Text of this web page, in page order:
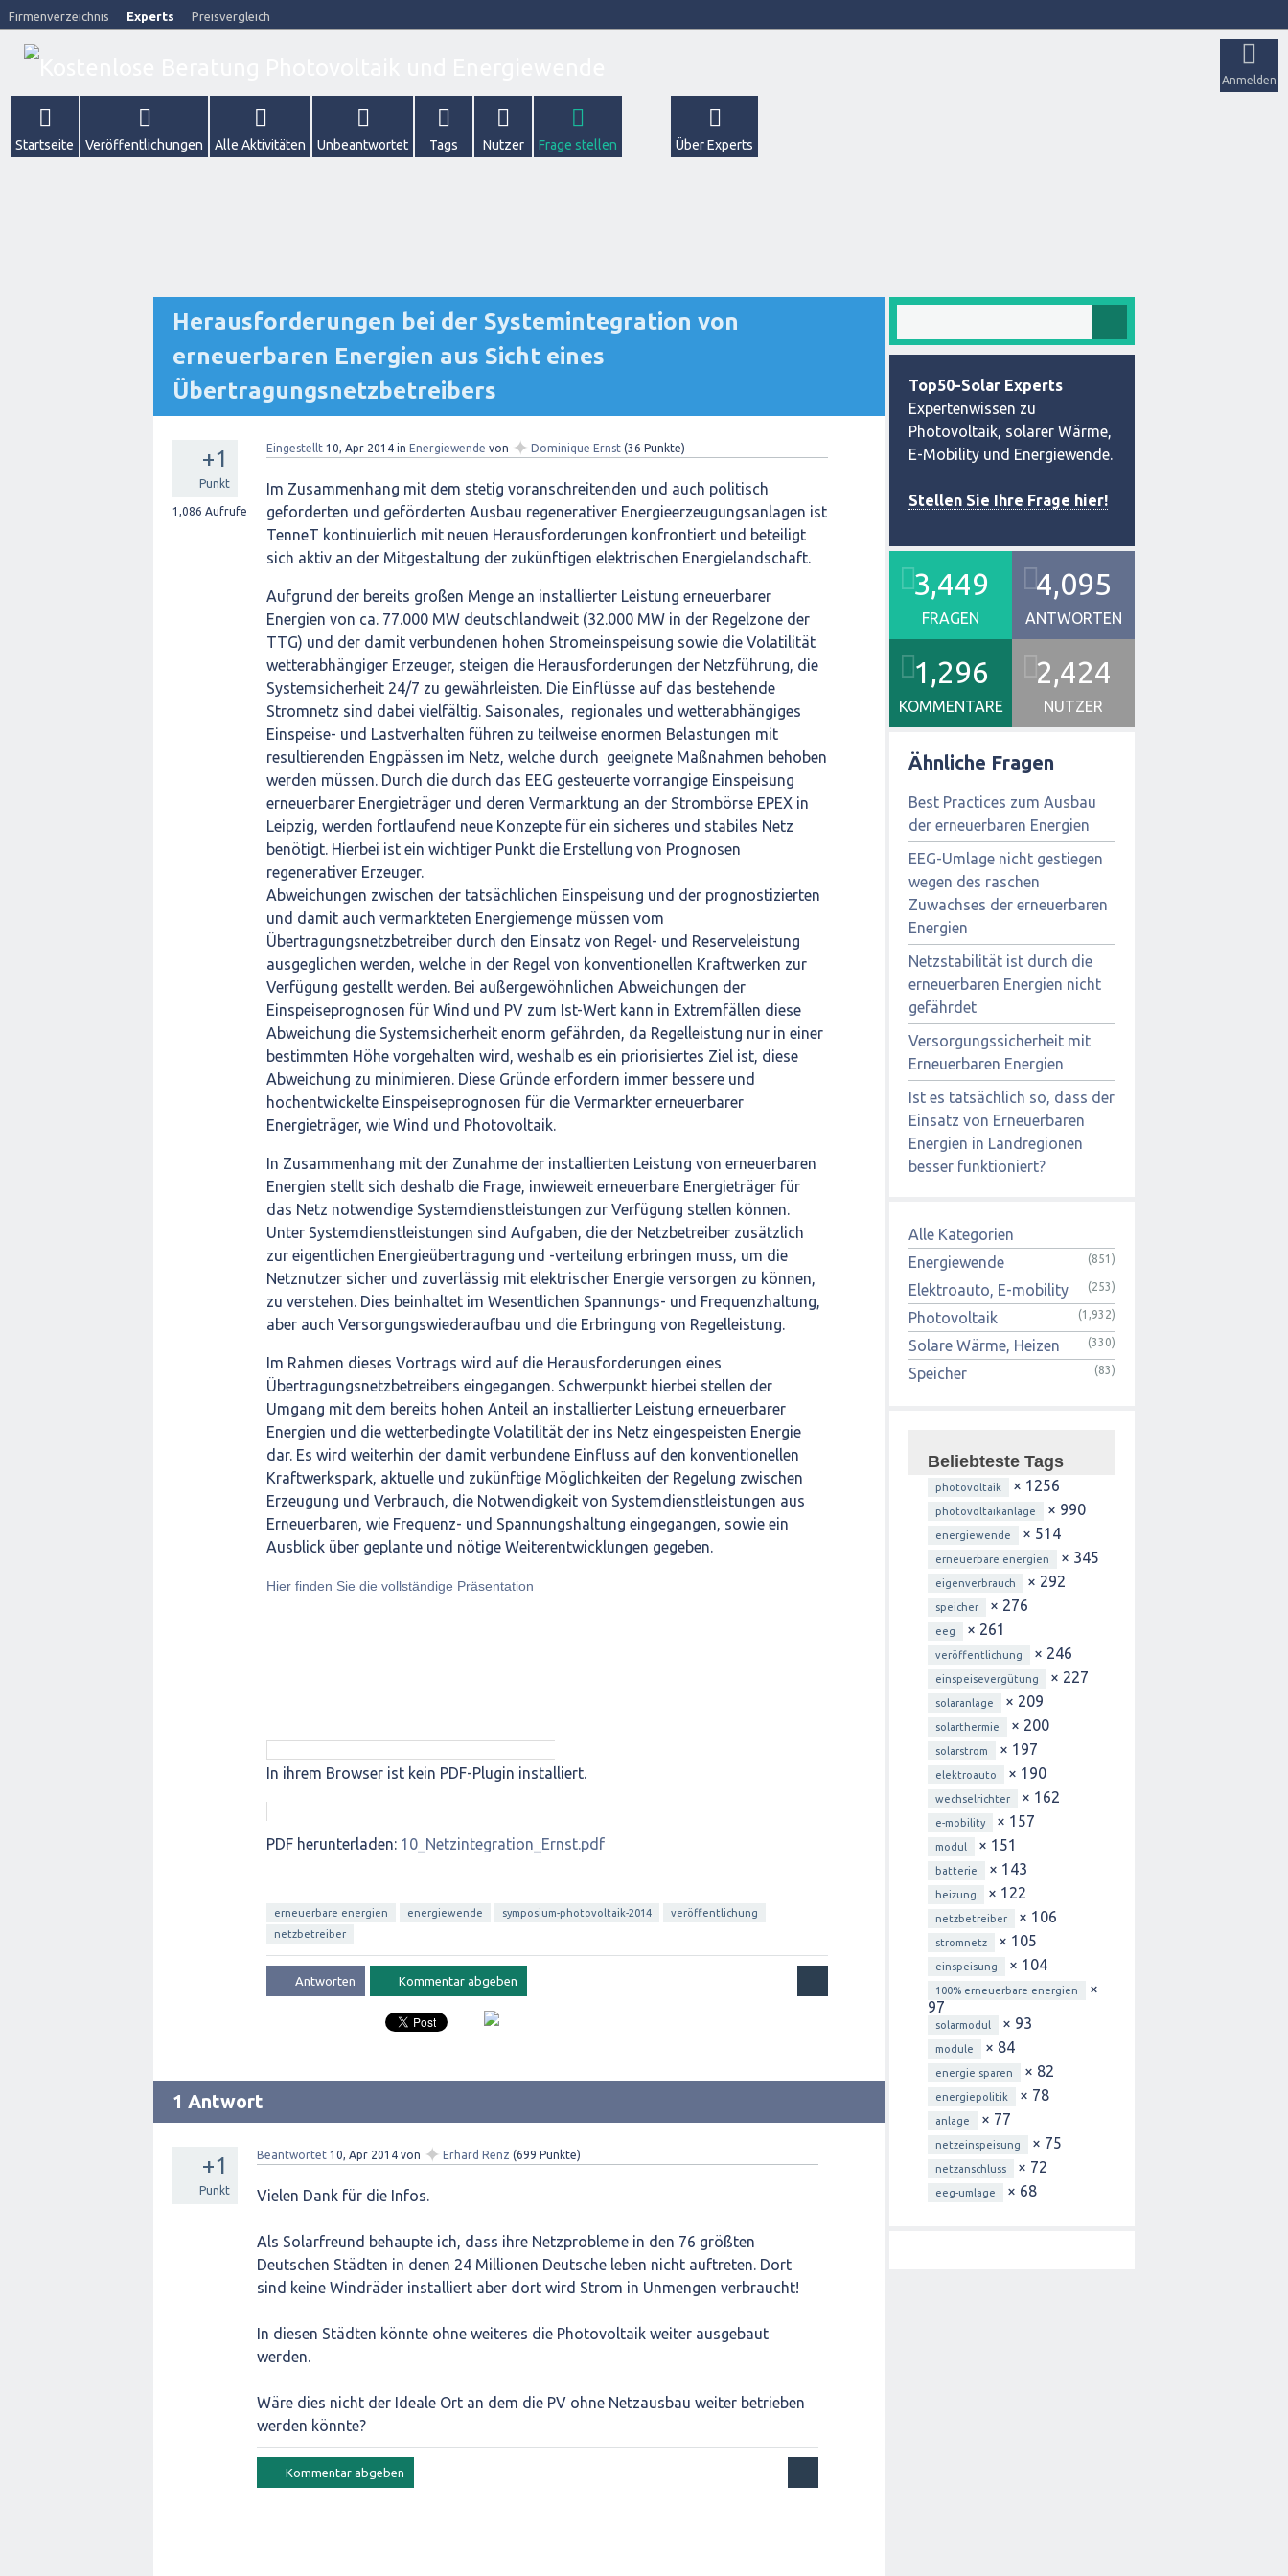
Firmenverzeichnis Experts Preisvergleich
Anmelden
Startseite Veröffentlichungen Alle Aktivitäten Unbeantwortet Tags Nutzer Frage stellen Über Experts
Herausforderungen bei der Systemintegration von
erneuerbaren Energien aus Sicht eines
Übertragungsnetzbetreibers
+1
Punkt
1,086 Aufrufe
Eingestellt 10, Apr 2014 in Energiewende von ✦ Dominique Ernst (36 Punkte)
Im Zusammenhang mit dem stetig voranschreitenden und auch politisch
geforderten und geförderten Ausbau regenerativer Energieerzeugungsanlagen ist
TenneT kontinuierlich mit neuen Herausforderungen konfrontiert und beteiligt
sich aktiv an der Mitgestaltung der zukünftigen elektrischen Energielandschaft.
Aufgrund der bereits großen Menge an installierter Leistung erneuerbarer
Energien von ca. 77.000 MW deutschlandweit (32.000 MW in der Regelzone der
TTG) und der damit verbundenen hohen Stromeinspeisung sowie die Volatilität
wetterabhängiger Erzeuger, steigen die Herausforderungen der Netzführung, die
Systemsicherheit 24/7 zu gewährleisten. Die Einflüsse auf das bestehende
Stromnetz sind dabei vielfältig. Saisonales, regionales und wetterabhängiges
Einspeise- und Lastverhalten führen zu teilweise enormen Belastungen mit
resultierenden Engpässen im Netz, welche durch geeignete Maßnahmen behoben
werden müssen. Durch die durch das EEG gesteuerte vorrangige Einspeisung
erneuerbarer Energieträger und deren Vermarktung an der Strombörse EPEX in
Leipzig, werden fortlaufend neue Konzepte für ein sicheres und stabiles Netz
benötigt. Hierbei ist ein wichtiger Punkt die Erstellung von Prognosen
regenerativer Erzeuger.
Abweichungen zwischen der tatsächlichen Einspeisung und der prognostizierten
und damit auch vermarkteten Energiemenge müssen vom
Übertragungsnetzbetreiber durch den Einsatz von Regel- und Reserveleistung
ausgeglichen werden, welche in der Regel von konventionellen Kraftwerken zur
Verfügung gestellt werden. Bei außergewöhnlichen Abweichungen der
Einspeiseprognosen für Wind und PV zum Ist-Wert kann in Extremfällen diese
Abweichung die Systemsicherheit enorm gefährden, da Regelleistung nur in einer
bestimmten Höhe vorgehalten wird, weshalb es ein priorisiertes Ziel ist, diese
Abweichung zu minimieren. Diese Gründe erfordern immer bessere und
hochentwickelte Einspeiseprognosen für die Vermarkter erneuerbarer
Energieträger, wie Wind und Photovoltaik.
In Zusammenhang mit der Zunahme der installierten Leistung von erneuerbaren
Energien stellt sich deshalb die Frage, inwieweit erneuerbare Energieträger für
das Netz notwendige Systemdienstleistungen zur Verfügung stellen können.
Unter Systemdienstleistungen sind Aufgaben, die der Netzbetreiber zusätzlich
zur eigentlichen Energieübertragung und -verteilung erbringen muss, um die
Netznutzer sicher und zuverlässig mit elektrischer Energie versorgen zu können,
zu verstehen. Dies beinhaltet im Wesentlichen Spannungs- und Frequenzhaltung,
aber auch Versorgungswiederaufbau und die Erbringung von Regelleistung.
Im Rahmen dieses Vortrags wird auf die Herausforderungen eines
Übertragungsnetzbetreibers eingegangen. Schwerpunkt hierbei stellen der
Umgang mit dem bereits hohen Anteil an installierter Leistung erneuerbarer
Energien und die wetterbedingte Volatilität der ins Netz eingespeisten Energie
dar. Es wird weiterhin der damit verbundene Einfluss auf den konventionellen
Kraftwerkspark, aktuelle und zukünftige Möglichkeiten der Regelung zwischen
Erzeugung und Verbrauch, die Notwendigkeit von Systemdienstleistungen aus
Erneuerbaren, wie Frequenz- und Spannungshaltung eingegangen, sowie ein
Ausblick über geplante und nötige Weiterentwicklungen gegeben.
Hier finden Sie die vollständige Präsentation
In ihrem Browser ist kein PDF-Plugin installiert.
PDF herunterladen: 10_Netzintegration_Ernst.pdf
erneuerbare energien energiewende symposium-photovoltaik-2014
veröffentlichung
netzbetreiber
1 Antwort
+1
Punkt
Beantwortet 10, Apr 2014 von ✦ Erhard Renz (699 Punkte)
Vielen Dank für die Infos.
Als Solarfreund behaupte ich, dass ihre Netzprobleme in den 76 größten
Deutschen Städten in denen 24 Millionen Deutsche leben nicht auftreten. Dort
sind keine Windräder installiert aber dort wird Strom in Unmengen verbraucht!
In diesen Städten könnte ohne weiteres die Photovoltaik weiter ausgebaut
werden.
Wäre dies nicht der Ideale Ort an dem die PV ohne Netzausbau weiter betrieben
werden könnte?
Top50-Solar Experts
Expertenwissen zu
Photovoltaik, solarer Wärme,
E-Mobility und Energiewende.
Stellen Sie Ihre Frage hier!
3,449
FRAGEN
4,095
ANTWORTEN
1,296
KOMMENTARE
2,424
NUTZER
Ähnliche Fragen
Best Practices zum Ausbau
der erneuerbaren Energien
EEG-Umlage nicht gestiegen
wegen des raschen
Zuwachses der erneuerbaren
Energien
Netzstabilität ist durch die
erneuerbaren Energien nicht
gefährdet
Versorgungssicherheit mit
Erneuerbaren Energien
Ist es tatsächlich so, dass der
Einsatz von Erneuerbaren
Energien in Landregionen
besser funktioniert?
Alle Kategorien
Energiewende
(851)
Elektroauto, E-mobility (253)
Photovoltaik (1,932)
Solare Wärme, Heizen (330)
Speicher (83)
Beliebteste Tags
photovoltaik × 1256
photovoltaikanlage × 990
energiewende × 514
erneuerbare energien × 345
eigenverbrauch × 292
speicher × 276
eeg × 261
veröffentlichung × 246
einspeisevergütung × 227
solaranlage × 209
solarthermie × 200
solarstrom × 197
elektroauto × 190
wechselrichter × 162
e-mobility × 157
modul × 151
batterie × 143
heizung × 122
netzbetreiber × 106
stromnetz × 105
einspeisung × 104
100% erneuerbare energien
×
97
solarmodul × 93
module × 84
energie sparen × 82
energiepolitik × 78
anlage × 77
netzeinspeisung × 75
netzanschluss × 72
eeg-umlage × 68